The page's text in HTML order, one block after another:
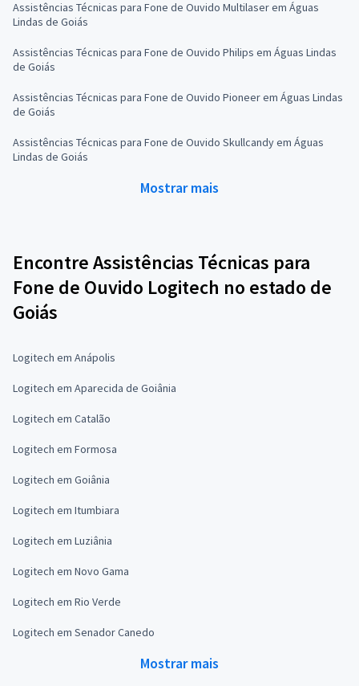
Assistências Técnicas para Fone de Ouvido Multilaser em Águas
Lindas de Goiás
Assistências Técnicas para Fone de Ouvido Philips em Águas Lindas
de Goiás
Assistências Técnicas para Fone de Ouvido Pioneer em Águas Lindas
de Goiás
Assistências Técnicas para Fone de Ouvido Skullcandy em Águas
Lindas de Goiás
Mostrar mais
Encontre Assistências Técnicas para
Fone de Ouvido Logitech no estado de
Goiás
Logitech em Anápolis
Logitech em Aparecida de Goiânia
Logitech em Catalão
Logitech em Formosa
Logitech em Goiânia
Logitech em Itumbiara
Logitech em Luziânia
Logitech em Novo Gama
Logitech em Rio Verde
Logitech em Senador Canedo
Mostrar mais